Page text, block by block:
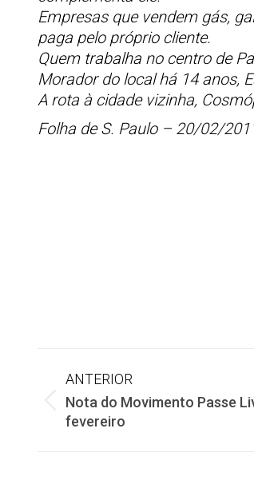
Empresas que vendem gás,
paga pelo próprio cliente.
Quem trabalha no centro de
Morador do local há 14 anos,
A rota à cidade vizinha,
Folha de S. Paulo – 20/02/
Navegação
de
ANTERIOR
Post
anterior:
Nota do Movimento Passe
fevereiro